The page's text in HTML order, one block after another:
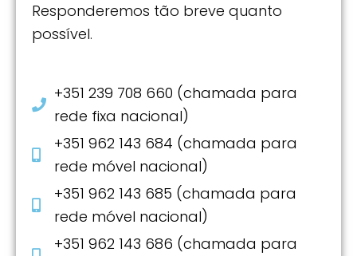
Responderemos tão breve quanto
possível.
+351 239 708 660 (chamada para
rede fixa nacional)
+351 962 143 684 (chamada para
rede móvel nacional)
+351 962 143 685 (chamada para
rede móvel nacional)
+351 962 143 686 (chamada para